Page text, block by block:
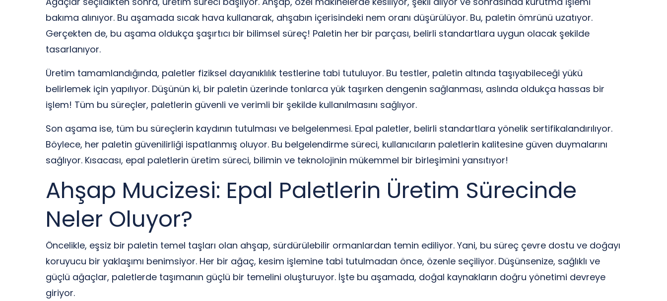
bakıma alınıyor. Bu aşamada sıcak hava kullanarak, ahşabın içerisindeki nem oranı düşürülüyor. Bu, paletin ömrünü uzatıyor.
Gerçekten de, bu aşama oldukça şaşırtıcı bir bilimsel süreç! Paletin her bir parçası, belirli standartlara uygun olacak şekilde
tasarlanıyor.
Üretim tamamlandığında, paletler fiziksel dayanıklılık testlerine tabi tutuluyor. Bu testler, paletin altında taşıyabileceği yükü
belirlemek için yapılıyor. Düşünün ki, bir paletin üzerinde tonlarca yük taşırken dengenin sağlanması, aslında oldukça hassas bir
işlem! Tüm bu süreçler, paletlerin güvenli ve verimli bir şekilde kullanılmasını sağlıyor.
Son aşama ise, tüm bu süreçlerin kaydının tutulması ve belgelenmesi. Epal paletler, belirli standartlara yönelik sertifikalandırılıyor.
Böylece, her paletin güvenilirliği ispatlanmış oluyor. Bu belgelendirme süreci, kullanıcıların paletlerin kalitesine güven duymalarını
sağlıyor. Kısacası, epal paletlerin üretim süreci, bilimin ve teknolojinin mükemmel bir birleşimini yansıtıyor!
Ahşap Mucizesi: Epal Paletlerin Üretim Sürecinde
Neler Oluyor?
Öncelikle, eşsiz bir paletin temel taşları olan ahşap, sürdürülebilir ormanlardan temin ediliyor. Yani, bu süreç çevre dostu ve doğayı
koruyucu bir yaklaşımı benimsiyor. Her bir ağaç, kesim işlemine tabi tutulmadan önce, özenle seçiliyor. Düşünsenize, sağlıklı ve
güçlü ağaçlar, paletlerde taşımanın güçlü bir temelini oluşturuyor. İşte bu aşamada, doğal kaynakların doğru yönetimi devreye
giriyor.